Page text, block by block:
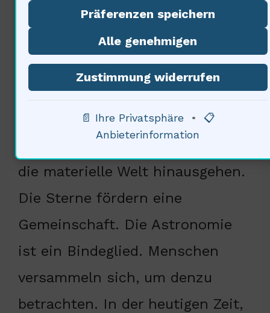
Die Astronomie hat tiefgreifende
soziale Auswirkungen … Sie
beeinflusst Weltanschauungen,
Glaubenssysteme. Die Menschen
die materielle Welt hinausgehen.
Die Sterne fördern eine
Gemeinschaft. Die Astronomie
ist ein Bindeglied. Menschen
versammeln sich, um denzu
betrachten. In der heutigen Zeit,
Präferenzen speichern
Alle genehmigen
Zustimmung widerrufen
📄 Ihre Privatsphäre • 📋
Anbieterinformation